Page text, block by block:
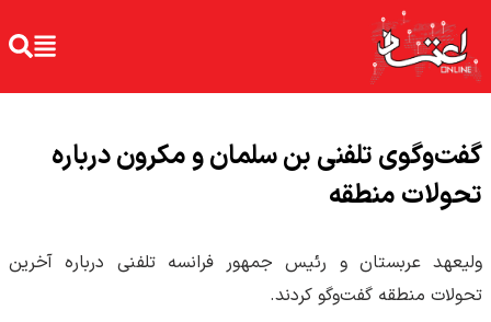
گفت‌وگوی تلفنی بن سلمان و مکرون درباره
تحولات منطقه
ولیعهد عربستان و رئیس جمهور فرانسه تلفنی درباره آخرین
تحولات منطقه گفت‌وگو کردند.